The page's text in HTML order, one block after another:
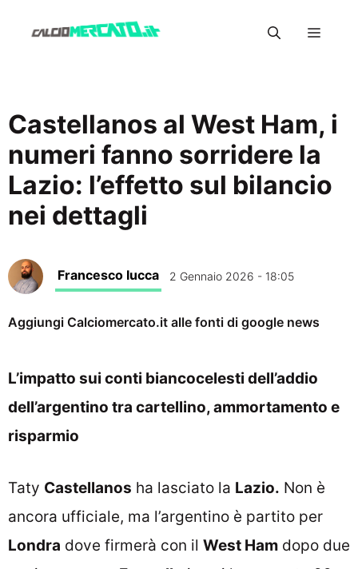
Menu
Castellanos al West Ham, i
numeri fanno sorridere la
Lazio: l’effetto sul bilancio
nei dettagli
Francesco Iucca 2 Gennaio 2026 - 18:05
Aggiungi Calciomercato.it alle fonti di google news
L’impatto sui conti biancocelesti dell’addio
dell’argentino tra cartellino, ammortamento e
risparmio
Taty Castellanos ha lasciato la Lazio. Non è
ancora ufficiale, ma l’argentino è partito per
Londra dove firmerà con il West Ham dopo due